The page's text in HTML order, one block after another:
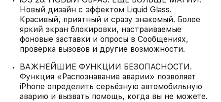
Новый дизайн с эффектом Liquid Glass.
Красивый, приятный и сразу знакомый. Более
яркий экран блокировки, настраиваемые
фоновые заставки и опросы в Сообщениях,
проверка вызовов и другие возможности.
ВАЖНЕЙШИЕ ФУНКЦИИ БЕЗОПАСНОСТИ.
Функция «Распознавание аварии» позволяет
iPhone определить серьёзную автомобильную
аварию и вызвать помощь, когда вы не можете.